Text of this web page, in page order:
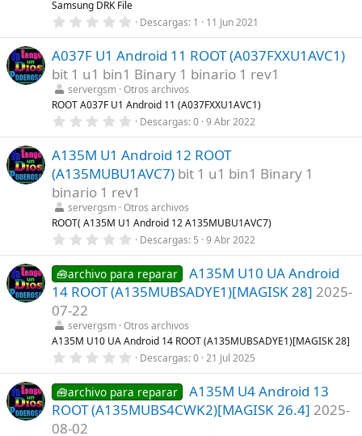
l
a
(
s
)
Samsung DRK File
0
0
0
e
s
t
r
e
l
(
s
)
Descargas 1 11 Jun 2021
A037F U1 Android 11 ROOT (A037FXXU1AVC1)
bit 1 u1 bin1 Binary 1 binario 1 rev1
servergsm Otros archivos
ROOT A037F U1 Android 11 (A037FXXU1AVC1)
0
0
0
e
s
t
r
e
l
a
(
s
)
Descargas 0 9 Abr 2022
A135M U1 Android 12 ROOT
(A135MUBU1AVC7) bit 1 u1 bin1 Binary 1
binario 1 rev1
servergsm Otros archivos
ROOT( A135M U1 Android 12 A135MUBU1AVC7)
0
0
0
e
s
e
l
a
(
s
)
Descargas 5 9 Abr 2022
🧰archivo para reparar
A135M U10 UA Android
14 ROOT (A135MUBSADYE1)[MAGISK 28] 2025-
07-22
servergsm Otros archivos
A135M U10 UA Android 14 ROOT (A135MUBSADYE1)[MAGISK 28]
0
0
0
e
s
Descargas 0 21 Jul 2025
🧰archivo para reparar
A135M U4 Android 13
ROOT (A135MUBS4CWK2)[MAGISK 26.4] 2025-
08-02